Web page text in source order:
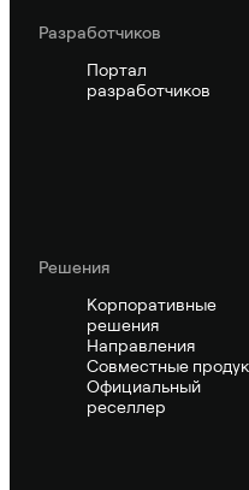
Pазработчиков
Портал
разработчиков
Решения
Корпоративные
решения
Направления
Совместные
Официальный
реселлер